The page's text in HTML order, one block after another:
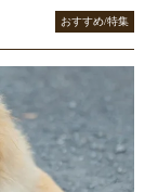
おすすめ/特集